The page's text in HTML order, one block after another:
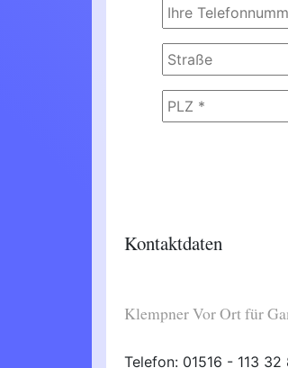
Kontaktdaten
Klempner Vor Ort für
Telefon: 01516 - 113 32